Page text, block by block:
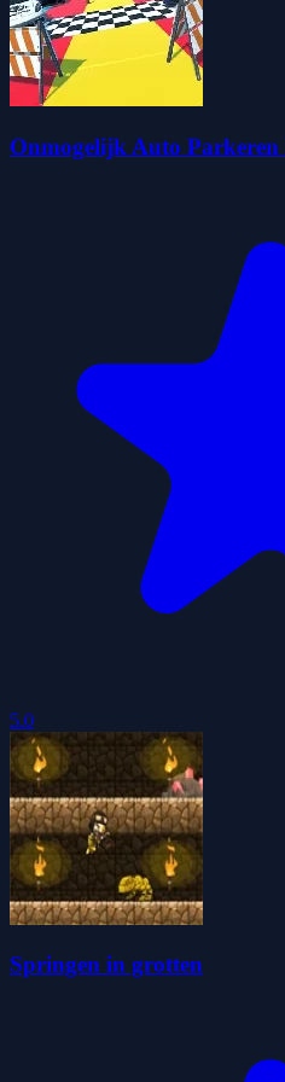
Onmogelijk Auto Parkeren
5.0
Springen in grotten